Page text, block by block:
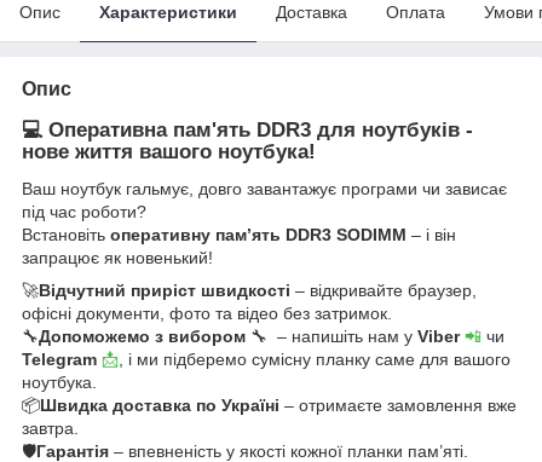
Опис Характеристики Доставка Оплата Умови
Опис
💻 Оперативна пам'ять DDR3 для ноутбуків -
нове життя вашого ноутбука!
Ваш ноутбук гальмує, довго завантажує програми чи зависає
під час роботи?
Встановіть оперативну пам’ять DDR3 SODIMM – і він
запрацює як новенький!
🚀Відчутний приріст швидкості – відкривайте браузер,
офісні документи, фото та відео без затримок.
🔧Допоможемо з вибором 🔧 – напишіть нам у Viber📲 чи
Telegram 📩 , і ми підберемо сумісну планку саме для вашого
ноутбука.
📦Швидка доставка по Україні – отримаєте замовлення вже
завтра.
🛡Гарантія – впевненість у якості кожної планки пам’яті.